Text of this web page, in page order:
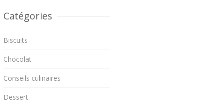
Catégories
Biscuits
Chocolat
Conseils culinaires
Dessert